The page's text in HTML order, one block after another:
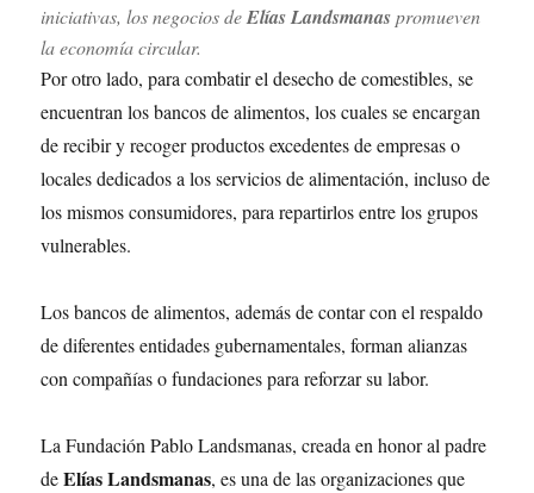
iniciativas, los negocios deElías Landsmanaspromueven
la economía circular.
Por otro lado, para combatir el desecho de comestibles, se
encuentran los bancos de alimentos, los cuales se encargan
de recibir y recoger productos excedentes de empresas o
locales dedicados a los servicios de alimentación, incluso de
los mismos consumidores, para repartirlos entre los grupos
vulnerables.
Los bancos de alimentos, además de contar con el respaldo
de diferentes entidades gubernamentales, forman alianzas
con compañías o fundaciones para reforzar su labor.
La Fundación Pablo Landsmanas, creada en honor al padre
deElías Landsmanas, es una de las organizaciones que